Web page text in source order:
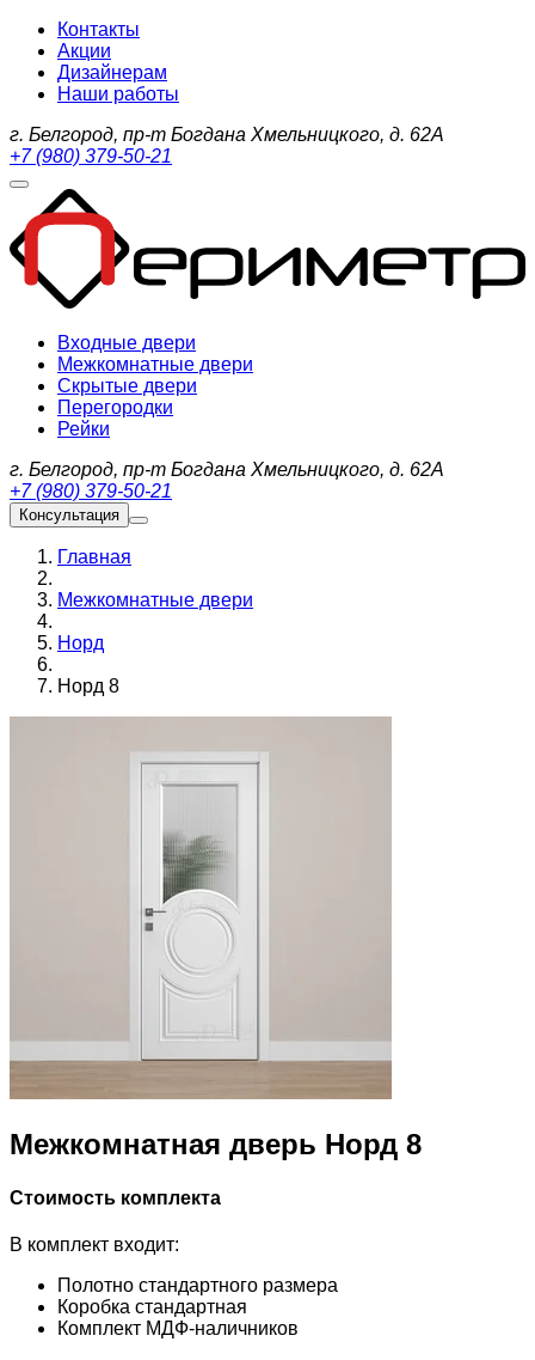
Контакты
Акции
Дизайнерам
Наши работы
г. Белгород, пр-т Богдана Хмельницкого, д. 62А
+7 (980) 379-50-21
Входные двери
Межкомнатные двери
Скрытые двери
Перегородки
Рейки
г. Белгород, пр-т Богдана Хмельницкого, д. 62А
+7 (980) 379-50-21
Консультация
Главная
Межкомнатные двери
Норд
Норд 8
Межкомнатная дверь Норд 8
Стоимость комплекта
В комплект входит:
Полотно стандартного размера
Коробка стандартная
Комплект МДФ-наличников